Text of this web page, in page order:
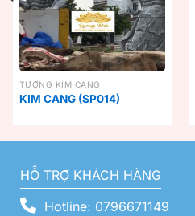
TƯỢNG KIM CANG
KIM CANG (SP014)
HỖ TRỢ KHÁCH HÀNG
Hotline: 0796671149